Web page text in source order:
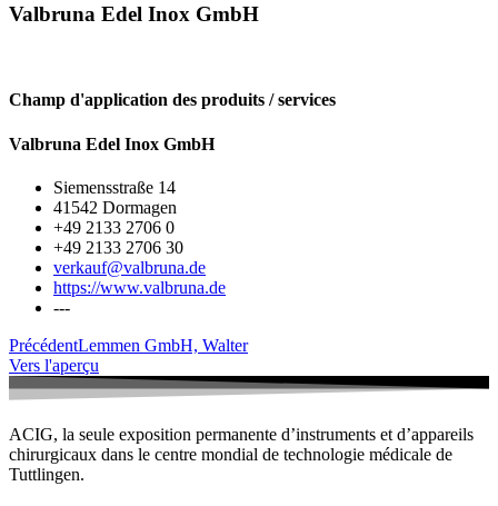
Valbruna Edel Inox GmbH
Champ d'application des produits / services
Valbruna Edel Inox GmbH
Siemensstraße 14
41542 Dormagen
+49 2133 2706 0
+49 2133 2706 30
verkauf@valbruna.de
https://www.valbruna.de
---
PrécédentLemmen GmbH, Walter
Vers l'aperçu
ACIG, la seule exposition permanente d’instruments et d’appareils
chirurgicaux dans le centre mondial de technologie médicale de
Tuttlingen.